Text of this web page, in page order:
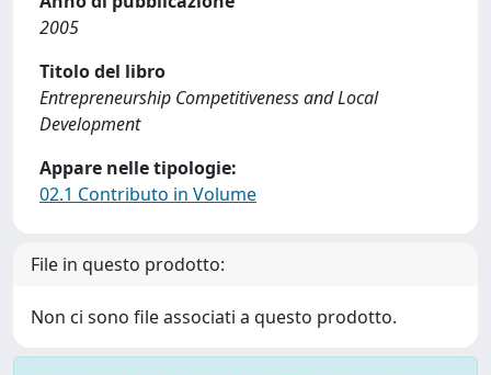
2005
Titolo del libro
Entrepreneurship Competitiveness and Local
Development
Appare nelle tipologie:
02.1 Contributo in Volume
File in questo prodotto:
Non ci sono file associati a questo prodotto.